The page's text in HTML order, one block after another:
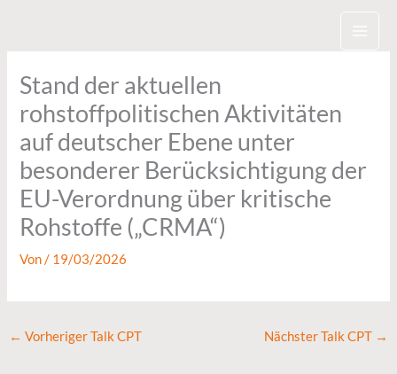
Stand der aktuellen
rohstoffpolitischen Aktivitäten
auf deutscher Ebene unter
besonderer Berücksichtigung der
EU-Verordnung über kritische
Rohstoffe („CRMA“)
Von/ 19/03/2026
← Vorheriger Talk CPT Nächster Talk CPT →